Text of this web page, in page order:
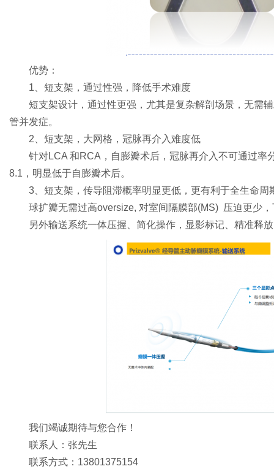
优势：
1、短支架，通过性强，降低手术难度
短支架设计，通过性更强，尤其是复杂解剖场景，无需
管并发症。
2、短支架，大网格，冠脉再介入难度低
针对LCA 和RCA，自膨瓣术后，冠脉再介入不可通过率
8.1，明显低于自膨瓣术后。
3、短支架，传导阻滞概率明显更低，更有利于全生命周
球扩瓣无需过高oversize, 对室间隔膜部(MS) 压迫更少
另外输送系统一体压握、简化操作，显影标记、精准释
我们竭诚期待与您合作！
联系人：张先生
联系方式：13801375154